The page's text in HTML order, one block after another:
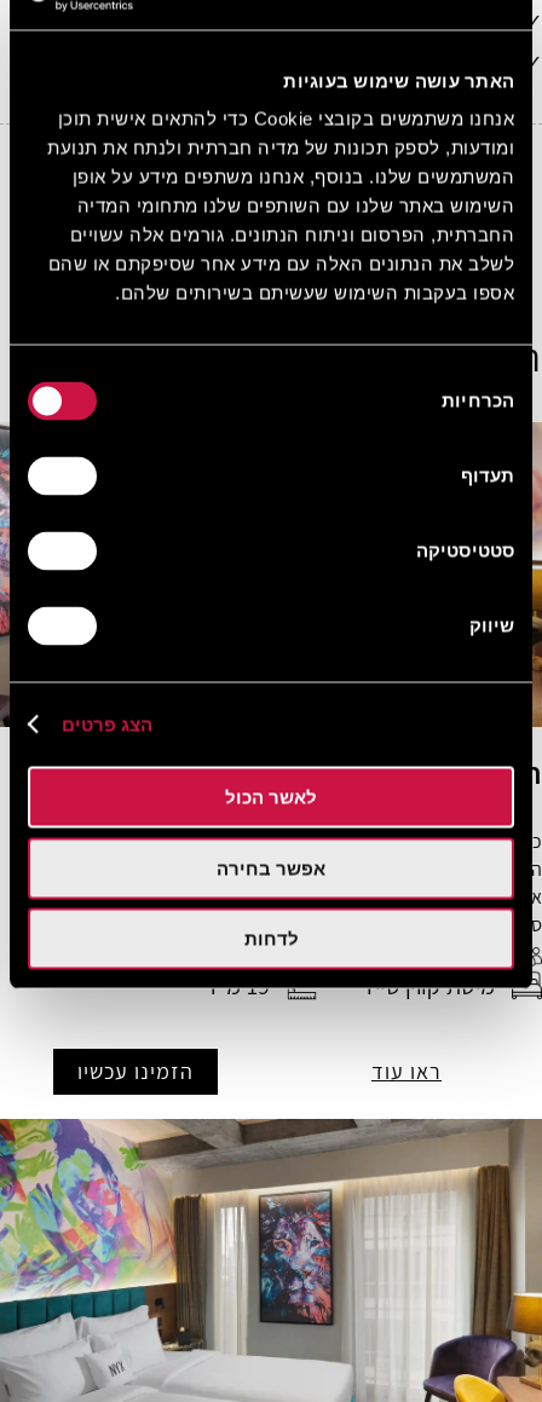
האתר עושה שימוש בעוגיות
אנחנו משתמשים בקובצי Cookie כדי להתאים אישית תוכן
ומודעות, לספק תכונות של מדיה חברתית ולנתח את תנועת
המשתמשים שלנו. בנוסף, אנחנו משתפים מידע על אופן
השימוש באתר שלנו עם השותפים שלנו מתחומי המדיה
החברתית, הפרסום וניתוח הנתונים. גורמים אלה עשויים
לשלב את הנתונים האלה עם מידע אחר שסיפקתם או שהם
אספו בעקבות השימוש שעשיתם בשירותים שלהם.
הסכמה
הכרחיות
תעדוף
סטטיסטיקה
שיווק
הצג פרטים
לאשר הכול
אפשר בחירה
לדחות
10%הנחה בכל הזמנה באתר
הירשמו בחינם ובקלות קבלו 10% הנחה על כל הזמנה
באתר.
הצטרפו עכשיו בחינם!
הצג חדרים נוספים
חדר זוגי Star
כאשר הקצה העירוני פוגש את הנוחות הביתית, נולד חלל שמרגיש נכון.
החדר בגודל 19 מ"ר, המיועד לשניים, מציע עיצוב נועז, גימורים
אלגנטיים ונגיעות יצירתיות ההופכות כל שהות לחוויה קלילה ומלאת
סטייל.
מיטת קווין סייז
19 מ"ר
ראו עוד הזמינו עכשיו